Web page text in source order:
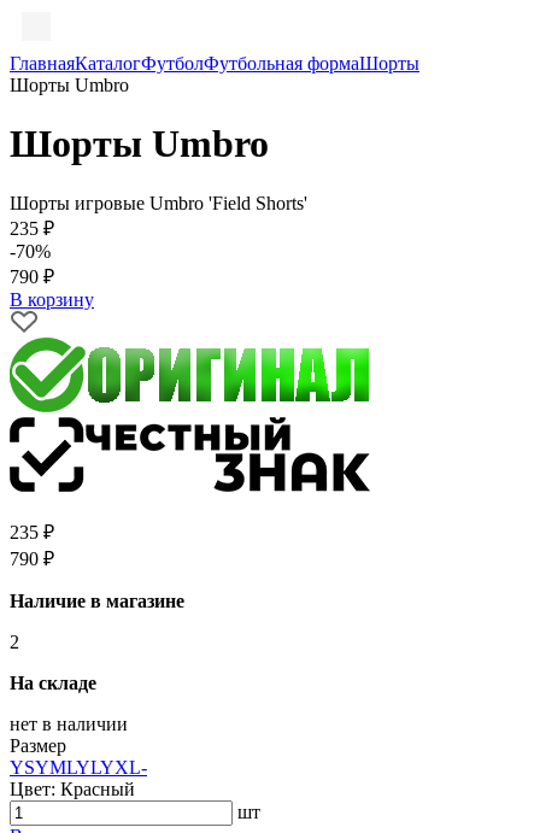
ГлавнаяКаталогФутболФутбольная формаШорты
Шорты Umbro
Шорты Umbro
Шорты игровые Umbro 'Field Shorts'
235 ₽
-70%
790 ₽
В корзину
235 ₽
790 ₽
Наличие в магазине
2
На складе
нет в наличии
Размер
YSYMLYLYXL-
Цвет: Красный
шт